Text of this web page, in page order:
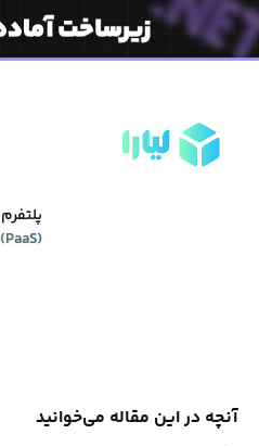
پلتفرم
(
PaaS
)
آنچه در این مقاله می‌خوانید